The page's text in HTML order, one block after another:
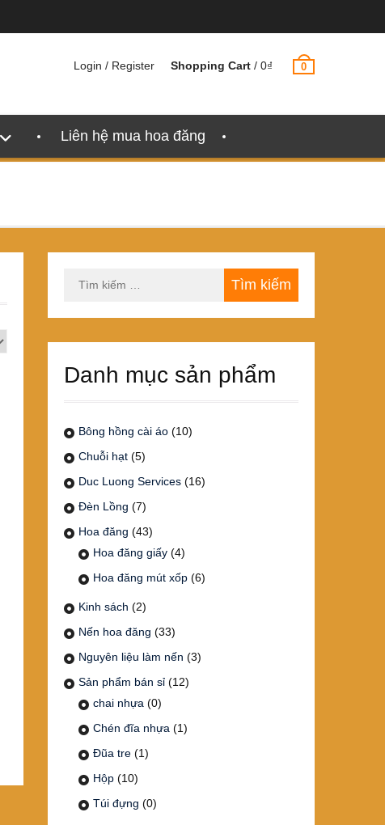
Login / Register Shopping Cart / 0₫ 0
Liên hệ mua hoa đăng
kiếm
Danh mục sản phẩm
Bông hồng cài áo (10)
Chuỗi hạt (5)
Duc Luong Services (16)
Đèn Lồng (7)
Hoa đăng (43)
Hoa đăng giấy (4)
Hoa đăng mút xốp (6)
Kinh sách (2)
Nến hoa đăng (33)
Nguyên liệu làm nến (3)
Sản phẩm bán sỉ (12)
chai nhựa (0)
Chén đĩa nhựa (1)
Đũa tre (1)
Hộp (10)
Túi đựng (0)